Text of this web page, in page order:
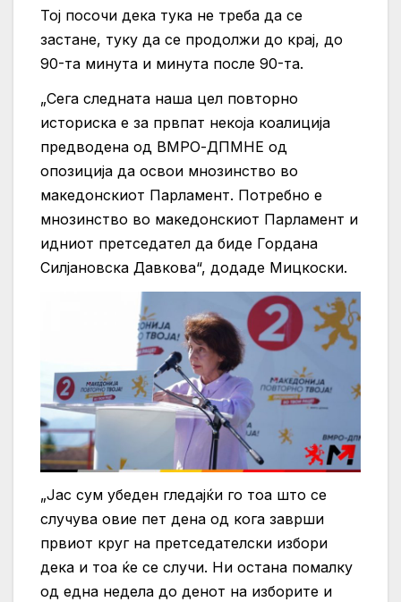
Тој посочи дека тука не треба да се
застане, туку да се продолжи до крај, до
90-та минута и минута после 90-та.
„Сега следната наша цел повторно
историска е за првпат некоја коалиција
предводена од ВМРО-ДПМНЕ од
опозиција да освои мнозинство во
македонскиот Парламент. Потребно е
мнозинство во македонскиот Парламент и
идниот претседател да биде Гордана
Силјановска Давкова“, додаде Мицкоски.
„Јас сум убеден гледајќи го тоа што се
случува овие пет дена од кога заврши
првиот круг на претседателски избори
дека и тоа ќе се случи. Ни остана помалку
од една недела до денот на изборите и